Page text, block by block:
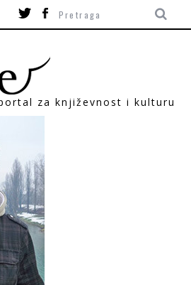
za književnost i kulturu